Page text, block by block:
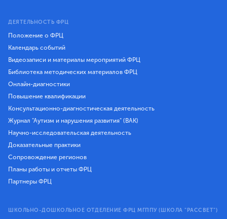
ДЕЯТЕЛЬНОСТЬ ФРЦ
Положение о ФРЦ
Календарь событий
Видеозаписи и материалы мероприятий ФРЦ
Библиотека методических материалов ФРЦ
Онлайн-диагностики
Повышение квалификации
Консультационно-диагностическая деятельность
Журнал "Аутизм и нарушения развития" (ВАК)
Научно-исследовательская деятельность
Доказательные практики
Сопровождение регионов
Планы работы и отчеты ФРЦ
Партнеры ФРЦ
ШКОЛЬНО-ДОШКОЛЬНОЕ ОТДЕЛЕНИЕ ФРЦ МГППУ (ШКОЛА "РАССВЕТ")